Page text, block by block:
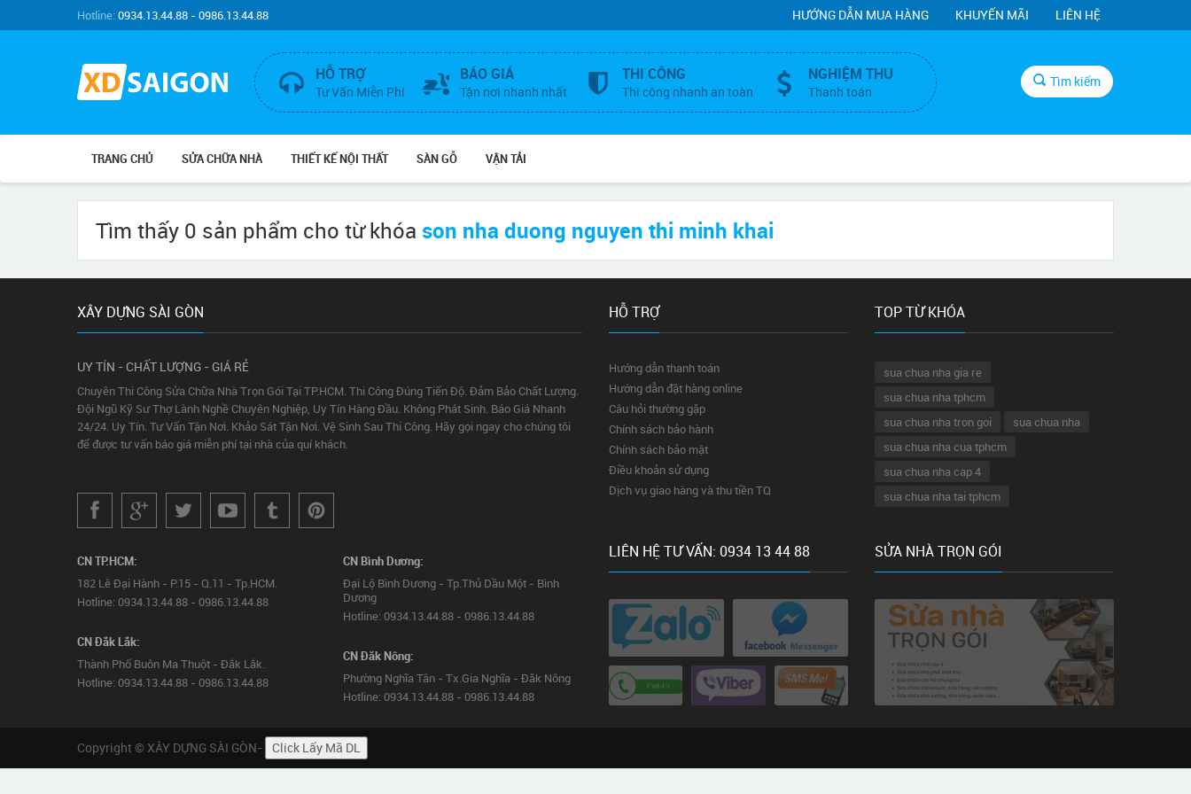
Hotline:0934.13.44.88 - 0986.13.44.88 HƯỚNG DẪN MUA HÀNG KHUYẾN MÃI LIÊN HỆ
HỖ TRỢ
Tư Vấn Miễn Phí
BÁO GIÁ
Tận nơi nhanh nhất
THI CÔNG
Thi công nhanh an toàn
NGHIỆM THU
Thanh toán
Tìm kiếm
TRANG CHỦ SỬA CHỮA NHÀ THIẾT KẾ NỘI THẤT SÀN GỖ VẬN TẢI
Tìm thấy 0 sản phẩm cho từ khóa son nha duong nguyen thi minh khai
XÂY DỰNG SÀI GÒN
UY TÍN - CHẤT LƯỢNG - GIÁ RẺ
Chuyên Thi Công Sửa Chữa Nhà Trọn Gói Tại TP.HCM. Thi Công Đúng Tiến Độ. Đảm Bảo Chất Lượng.
Đội Ngũ Kỹ Sư Thợ Lành Nghề Chuyên Nghiệp, Uy Tín Hàng Đầu. Không Phát Sinh. Báo Giá Nhanh
24/24. Uy Tín. Tư Vấn Tận Nơi. Khảo Sát Tận Nơi. Vệ Sinh Sau Thi Công. Hãy gọi ngay cho chúng tôi
để được tư vấn báo giá miễn phí tại nhà của quí khách.
CN TP.HCM:
182 Lê Đại Hành - P.15 - Q.11 - Tp.HCM.
Hotline: 0934.13.44.88 - 0986.13.44.88
CN Đắk Lắk:
Thành Phố Buôn Ma Thuột - Đắk Lắk.
Hotline: 0934.13.44.88 - 0986.13.44.88
CN Bình Dương:
Đại Lộ Bình Dương - Tp.Thủ Dầu Một - Bình
Dương
Hotline: 0934.13.44.88 - 0986.13.44.88
CN Đăk Nông:
Phường Nghĩa Tân - Tx.Gia Nghĩa - Đăk Nông
Hotline: 0934.13.44.88 - 0986.13.44.88
HỖ TRỢ
Hướng dẫn thanh toán
Hướng dẫn đặt hàng online
Câu hỏi thường gặp
Chính sách bảo hành
Chính sách bảo mật
Điều khoản sử dụng
Dịch vụ giao hàng và thu tiền TQ
TOP TỪ KHÓA
sua chua nha gia re
sua chua nha tphcm
sua chua nha tron goi
sua chua nha
sua chua nha cua tphcm
sua chua nha cap 4
sua chua nha tai tphcm
LIÊN HỆ TƯ VẤN: 0934 13 44 88 SỬA NHÀ TRỌN GÓI
Copyright © XÂY DỰNG SÀI GÒN- Click Lấy Mã DL